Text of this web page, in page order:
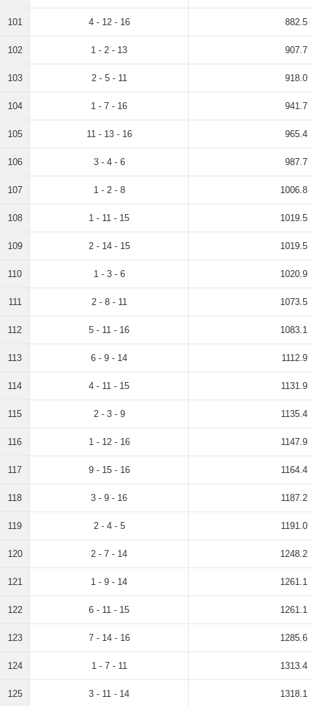
101 4 - 12 - 16 882.5
102 1 - 2 - 13 907.7
103 2 - 5 - 11 918.0
104 1 - 7 - 16 941.7
105 11 - 13 - 16 965.4
106 3 - 4 - 6 987.7
107 1 - 2 - 8 1006.8
108 1 - 11 - 15 1019.5
109 2 - 14 - 15 1019.5
110 1 - 3 - 6 1020.9
111 2 - 8 - 11 1073.5
112 5 - 11 - 16 1083.1
113 6 - 9 - 14 1112.9
114 4 - 11 - 15 1131.9
115 2 - 3 - 9 1135.4
116 1 - 12 - 16 1147.9
117 9 - 15 - 16 1164.4
118 3 - 9 - 16 1187.2
119 2 - 4 - 5 1191.0
120 2 - 7 - 14 1248.2
121 1 - 9 - 14 1261.1
122 6 - 11 - 15 1261.1
123 7 - 14 - 16 1285.6
124 1 - 7 - 11 1313.4
125 3 - 11 - 14 1318.1